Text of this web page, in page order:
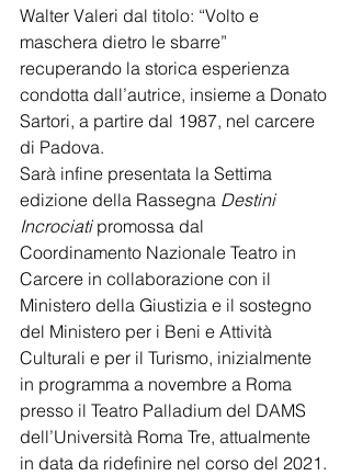
Walter Valeri dal titolo: “Volto e
maschera dietro le sbarre”
recuperando la storica esperienza
condotta dall’autrice, insieme a Donato
Sartori, a partire dal 1987, nel carcere
di Padova.
Sarà infine presentata la Settima
edizione della Rassegna Destini
Incrociati promossa dal
Coordinamento Nazionale Teatro in
Carcere in collaborazione con il
Ministero della Giustizia e il sostegno
del Ministero per i Beni e Attività
Culturali e per il Turismo, inizialmente
in programma a novembre a Roma
presso il Teatro Palladium del DAMS
dell’Università Roma Tre, attualmente
in data da ridefinire nel corso del 2021.